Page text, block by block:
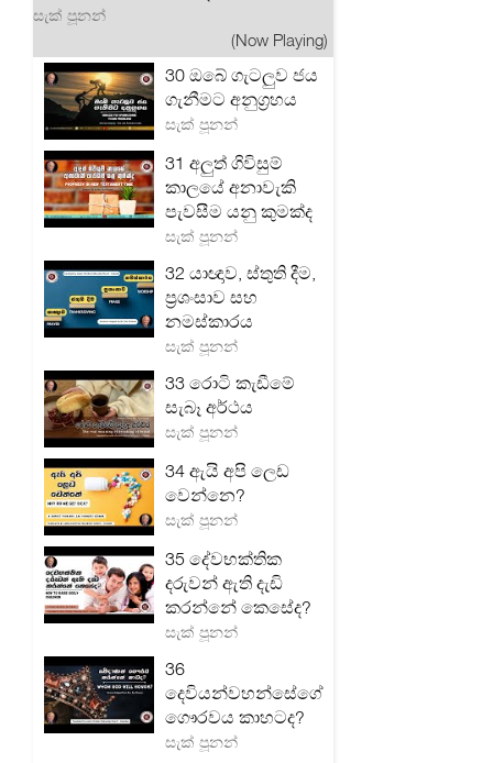
සැක් පූනන්
(Now Playing)
30 ඔබේ ගැටලු‍ව ජය
ගැනීමට අනුග්‍රහය
සැක් පූනන්
31 අලුත් ගිවිසුම්
කාලයේ අනාවැකි
පැවසීම යනු කුමක්ද
සැක් පූනන්
32 යාඥාව, ස්තුති දීම,
ප්‍රශංසාව සහ
නමස්කාරය
සැක් පූනන්
33 රොටි කැඩීමේ
සැබෑ අර්ථය
සැක් පූනන්
34 ඇයි අපි ලෙඩ
වෙන්නෙ?
සැක් පූනන්
35 දේවභක්තික
දරුවන් ඇති දැඩි
කරන්නේ කෙසේද?
සැක් පූනන්
36
දෙවියන්වහන්සේගේ
ගෞරවය කාහටද?
සැක් පූනන්